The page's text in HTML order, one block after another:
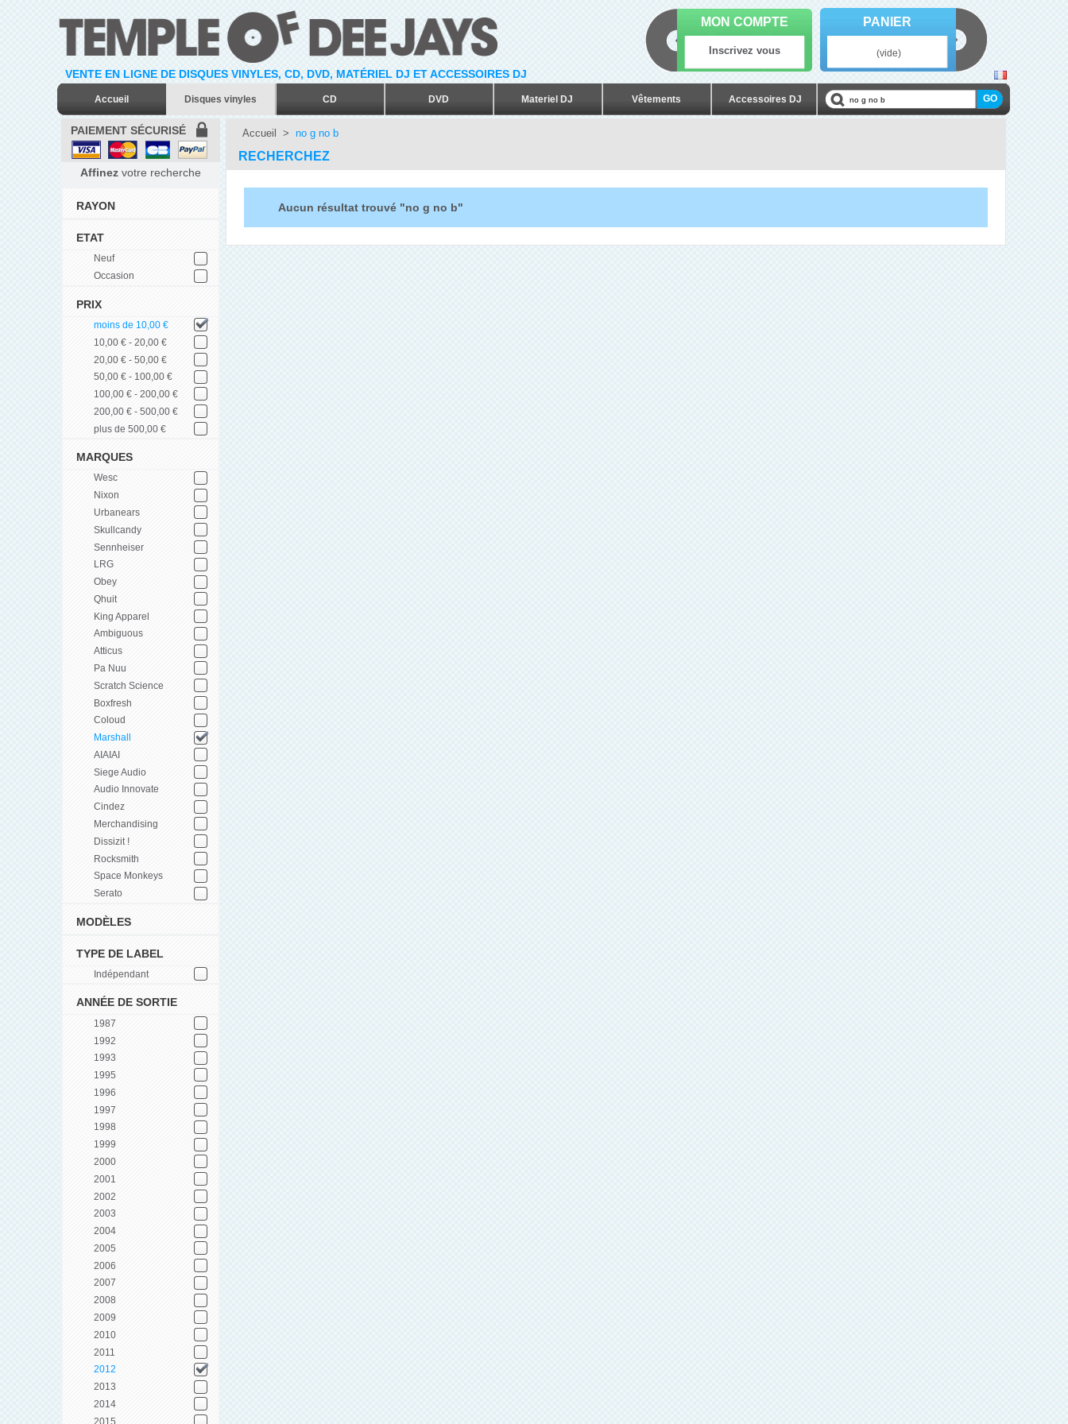
VENTE EN LIGNE DE DISQUES VINYLES, CD, DVD, MATÉRIEL DJ ET ACCESSOIRES DJ
Accueil Disques vinyles CD DVD Materiel DJ Vêtements Accessoires DJ
MON COMPTE
Inscrivez vous
PANIER
(vide)
PAIEMENT SÉCURISÉ
Affinez votre recherche
RAYON
ETAT
Neuf
Occasion
PRIX
moins de 10,00 €
10,00 € - 20,00 €
20,00 € - 50,00 €
50,00 € - 100,00 €
100,00 € - 200,00 €
200,00 € - 500,00 €
plus de 500,00 €
MARQUES
Wesc
Nixon
Urbanears
Skullcandy
Sennheiser
LRG
Obey
Qhuit
King Apparel
Ambiguous
Atticus
Pa Nuu
Scratch Science
Boxfresh
Coloud
Marshall
AIAIAI
Siege Audio
Audio Innovate
Cindez
Merchandising
Dissizit !
Rocksmith
Space Monkeys
Serato
MODÈLES
TYPE DE LABEL
Indépendant
ANNÉE DE SORTIE
1987
1992
1993
1995
1996
1997
1998
1999
2000
2001
2002
2003
2004
2005
2006
2007
2008
2009
2010
2011
2012
2013
2014
2015
Accueil > no g no b
RECHERCHEZ
Aucun résultat trouvé "no g no b"